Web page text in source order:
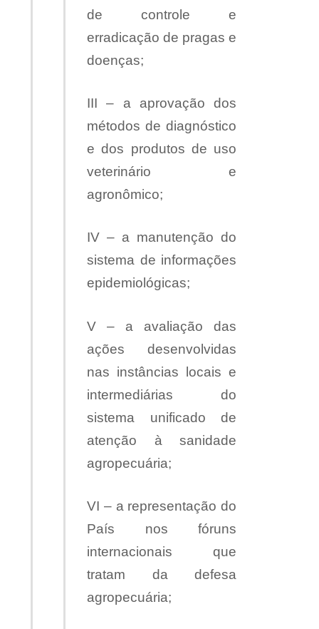
de controle e
erradicação de pragas e
doenças;
III – a aprovação dos
métodos de diagnóstico
e dos produtos de uso
veterinário e
agronômico;
IV – a manutenção do
sistema de informações
epidemiológicas;
V – a avaliação das
ações desenvolvidas
nas instâncias locais e
intermediárias do
sistema unificado de
atenção à sanidade
agropecuária;
VI – a representação do
País nos fóruns
internacionais que
tratam da defesa
agropecuária;